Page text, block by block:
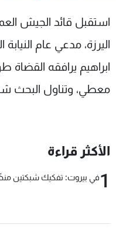
استقبل قائد الجيش
اليرزة، مدعي عام
ابراهيم يرافقه
معطي، وتناول البحث
الأكثر قراءة
1في بيروت: تفكيك شبكتين
شاهد البرامج
الترددات
الإنـتـاج